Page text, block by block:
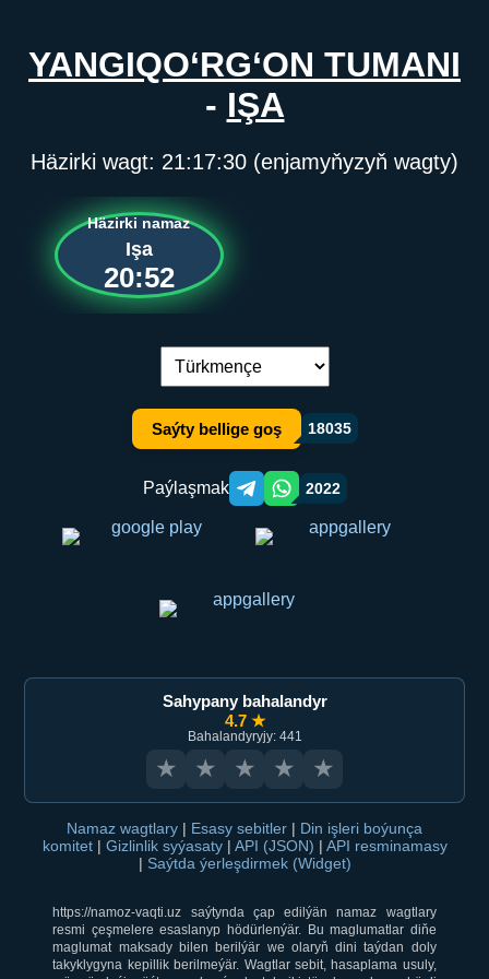
YANGIQO‘RG‘ON TUMANI
- IŞA
Häzirki wagt: 21:17:30 (enjamyňyzyň wagty)
Häzirki namaz
Işa
20:52
Dil çalşyryş:
Saýty bellige goş 18035
Paýlaşmak Telegram orqali ulashish
WhatsApp orqali ulashish
2022
Sahypany bahalandyr
4.7 ★
Bahalandyryjy: 441
★ ★ ★ ★ ★
Namaz wagtlary | Esasy sebitler | Din işleri boýunça
komitet | Gizlinlik syýasaty | API (JSON) | API resminamasy
| Saýtda ýerleşdirmek (Widget)
https://namoz-vaqti.uz saýtynda çap edilýän namaz wagtlary
resmi çeşmelere esaslanyp hödürlenýär. Bu maglumatlar diňe
maglumat maksady bilen berilýär we olaryň dini taýdan doly
takyklygyna kepillik berilmeýär. Wagtlar sebit, hasaplama usuly,